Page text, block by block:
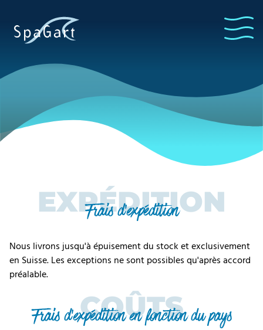
EXPÉDITION
Frais d'expédition
Nous livrons jusqu'à épuisement du stock et exclusivement
en Suisse. Les exceptions ne sont possibles qu'après accord
préalable.
COÛTS
Frais d'expédition en fonction du pays